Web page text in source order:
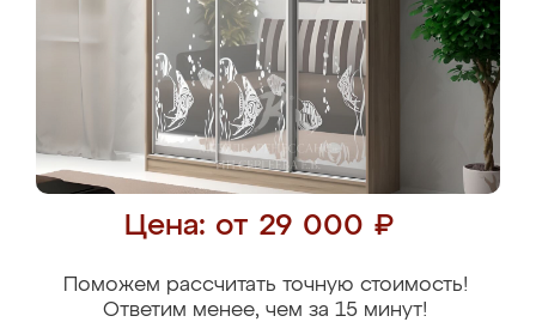
Цена: от 29 000 ₽
Поможем рассчитать точную стоимость!
Ответим менее, чем за 15 минут!